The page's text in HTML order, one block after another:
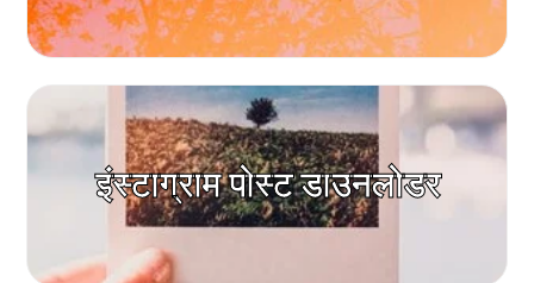
इंस्टाग्राम पोस्ट डाउनलोडर